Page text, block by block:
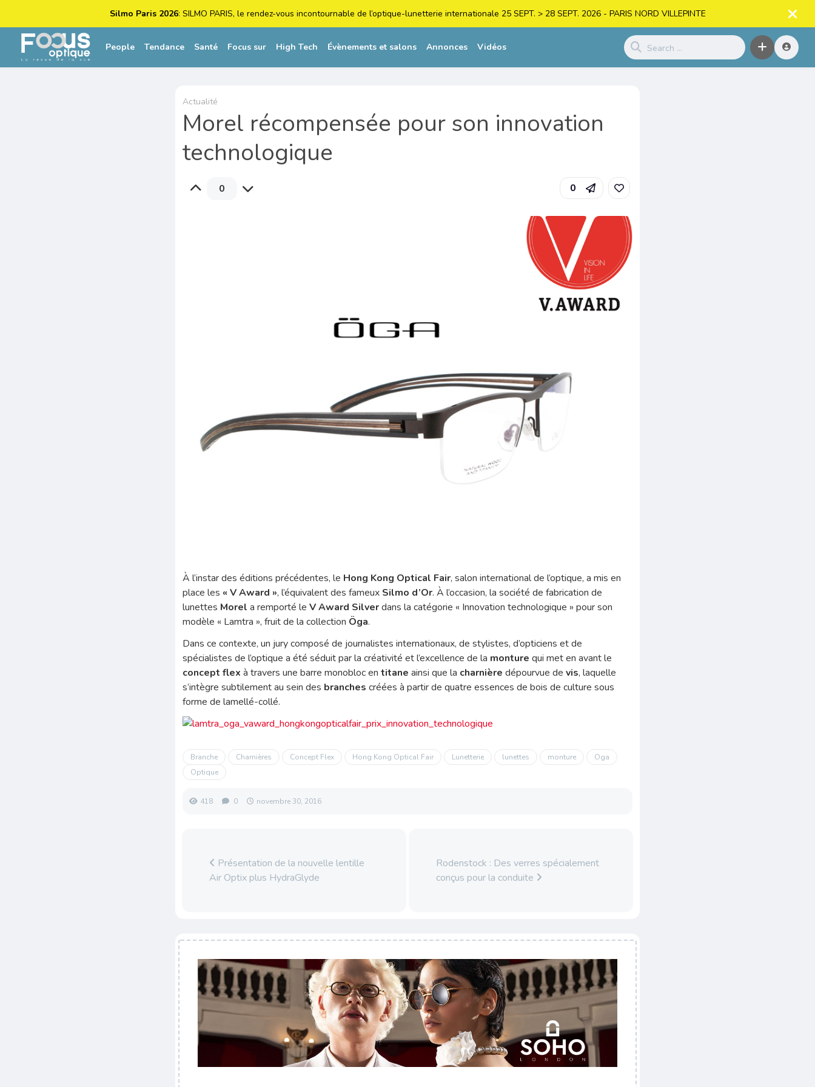
Silmo Paris 2026: SILMO PARIS, le rendez-vous incontournable de l’optique-lunetterie internationale 25 SEPT. > 28 SEPT. 2026 - PARIS NORD VILLEPINTE
People Tendance Santé Focus sur High Tech Évènements et salons Annonces Vidéos
Actualité
Morel récompensée pour son innovation
technologique
0 0
À l’instar des éditions précédentes, le Hong Kong Optical Fair, salon international de l’optique, a mis en
place les « V Award », l’équivalent des fameux Silmo d’Or. À l’occasion, la société de fabrication de
lunettes Morel a remporté leV Award Silverdans la catégorie « Innovation technologique » pour son
modèle « Lamtra », fruit de la collection Öga.
Dans ce contexte, un jury composé de journalistes internationaux, de stylistes, d’opticiens et de
spécialistes de l’optique a été séduit par la créativité et l’excellence de la monture qui met en avant le
concept flex à travers une barre monobloc entitane ainsi que la charnière dépourvue devis, laquelle
s’intègre subtilement au sein des branches créées à partir de quatre essences de bois de culture sous
forme de lamellé-collé.
Branche Charnières Concept Flex Hong Kong Optical Fair Lunetterie lunettes monture
Oga
Optique
418 0 novembre 30, 2016
Présentation de la nouvelle lentille
Air Optix plus HydraGlyde
Rodenstock : Des verres spécialement
conçus pour la conduite